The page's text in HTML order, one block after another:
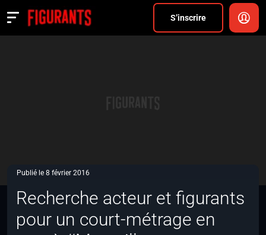
S’inscrire
Actualités
Publié le 8 février 2016
Recherche acteur et figurants
pour un court-métrage en